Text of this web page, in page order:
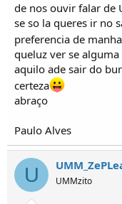
de nos ouvir falar de
se so la queres ir no
preferencia de manha
queluz ver se
aquilo ade sair do
certeza
abraço
Paulo Alves
U UMMzito